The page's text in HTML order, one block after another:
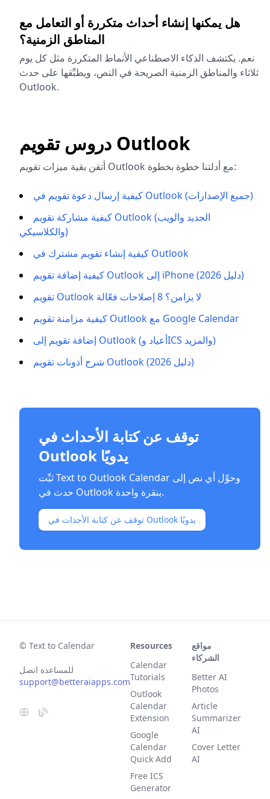
هل يمكنها إنشاء أحداث متكررة أو التعامل مع
المناطق الزمنية؟
نعم. يكتشف الذكاء الاصطناعي الأنماط المتكررة مثل كل يوم
ثلاثاء والمناطق الزمنية الصريحة في النص، ويطبِّقها على حدث
Outlook.
دروس تقويم Outlook
أتقن بقية ميزات تقويم Outlook مع أدلتنا خطوة بخطوة:
كيفية إرسال دعوة تقويم في Outlook (جميع الإصدارات)
كيفية مشاركة تقويم Outlook (الجديد والويب
والكلاسيكي)
كيفية إنشاء تقويم مشترك في Outlook
كيفية إضافة تقويم Outlook إلى iPhone (دليل 2026)
تقويم Outlook لا يزامن؟ 8 إصلاحات فعّالة
كيفية مزامنة تقويم Outlook مع Google Calendar
إضافة تقويم إلى Outlook (أعياد وICS والمزيد)
شرح أذونات تقويم Outlook (دليل 2026)
توقف عن كتابة الأحداث في
Outlook يدويًا
ثبِّت Text to Outlook Calendar وحوِّل أي نص إلى
حدث في Outlook بنقرة واحدة.
توقف عن كتابة الأحداث في Outlook يدويًا
© Text to Calendar
للمساعدة اتصل
support@betteraiapps.com
Resources
Calendar
Tutorials
Outlook
Calendar
Extension
Google
Calendar
Quick Add
Free ICS
Generator
مواقع
الشركاء
Better AI
Photos
Article
Summarizer
AI
Cover Letter
AI